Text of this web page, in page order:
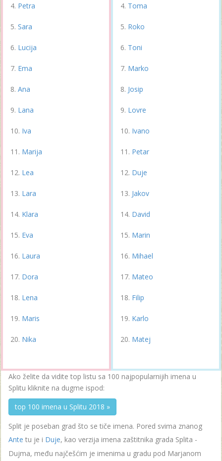
Petra
Sara
Lucija
Ema
Ana
Lana
Iva
Marija
Lea
Lara
Klara
Eva
Laura
Dora
Lena
Maris
Nika
Toma
Roko
Toni
Marko
Josip
Lovre
Ivano
Petar
Duje
Jakov
David
Marin
Mihael
Mateo
Filip
Karlo
Matej
Ako želite da vidite top listu sa 100 najpopularnijih imena u
Splitu kliknite na dugme ispod:
top 100 imena u Splitu 2018 »
Split je poseban grad što se tiče imena. Pored svima znanog
Ante tu je i Duje, kao verzija imena zaštitnika grada Splita -
Dujma, među najčešćim je imenima u gradu pod Marjanom